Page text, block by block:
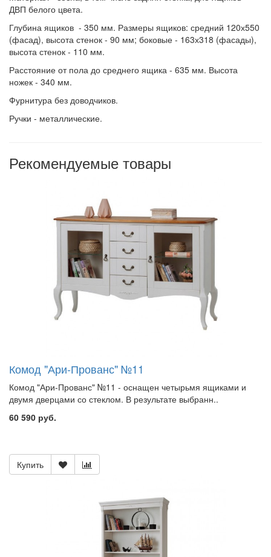
ДВП белого цвета.
Глубина ящиков - 350 мм. Размеры ящиков: средний 120х550
(фасад), высота стенок - 90 мм; боковые - 163х318 (фасады),
высота стенок - 110 мм.
Расстояние от пола до среднего ящика - 635 мм. Высота
ножек - 340 мм.
Фурнитура без доводчиков.
Ручки - металлические.
Рекомендуемые товары
Комод "Ари-Прованс" №11
Комод "Ари-Прованс" №11 - оснащен четырьмя ящиками и
двумя дверцами со стеклом. В результате выбранн..
60 590 руб.
Купить